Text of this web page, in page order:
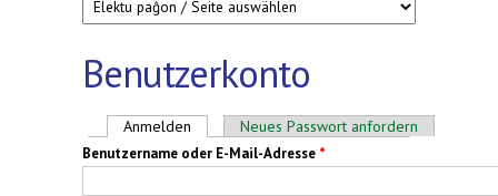
Benutzerkonto
Haupt-Reiter
Anmelden (aktiver Reiter)
Neues Passwort anfordern
Benutzername oder E-Mail-Adresse *